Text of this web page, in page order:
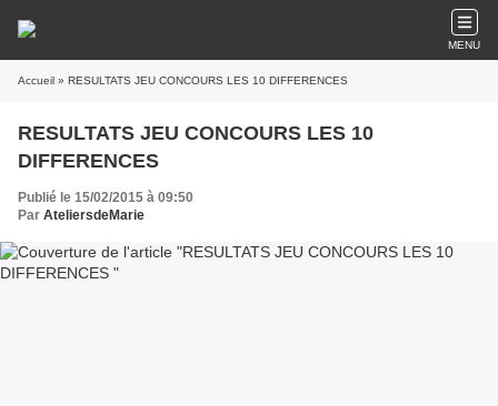
MENU
Accueil » RESULTATS JEU CONCOURS LES 10 DIFFERENCES
RESULTATS JEU CONCOURS LES 10
DIFFERENCES
Publié le 15/02/2015 à 09:50
Par AteliersdeMarie